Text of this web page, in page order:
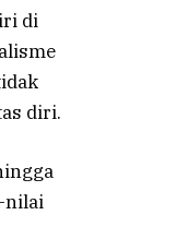
di
diri.
nilai